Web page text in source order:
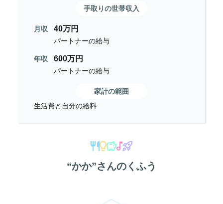
手取りの世帯収入
月収 40万円
パートナーの給与
年収 600万円
パートナーの給与
家計の範囲
生活費と自分の給料
“かか”さんのくふう